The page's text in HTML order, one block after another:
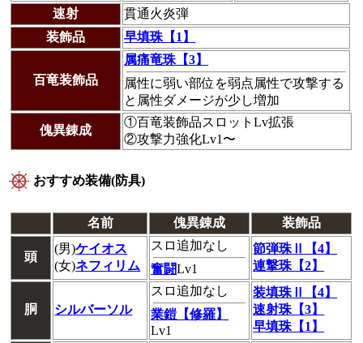
速射
貫通火炎弾
装飾品
早填珠【1】
百竜装飾品
属痛竜珠【3】
属性に弱い部位を弱点属性で攻撃する
と属性ダメージが少し増加
傀異錬成
①百竜装飾品スロットLv拡張
②攻撃力強化Lv1〜
おすすめ装備(防具)
名前 傀異錬成 装飾品
頭
(男)ケイオス
(女)ネフィリム
スロ追加なし
奮闘Lv1
節弾珠Ⅱ【4】
連撃珠【2】
胴 シルバーソル
スロ追加なし
業鎧【修羅】
Lv1
装填珠Ⅱ【4】
速射珠【3】
早填珠【1】